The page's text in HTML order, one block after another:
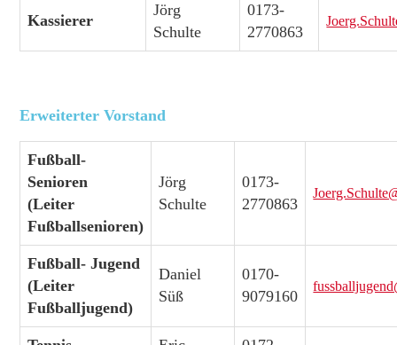
Kassierer
Jörg
Schulte
0173-
2770863
Erweiterter Vorstand
Fußball-
Senioren
(Leiter
Fußballsenioren)
Jörg
Schulte
0173-
2770863
Fußball- Jugend
(Leiter
Fußballjugend)
Daniel
Süß
0170-
9079160